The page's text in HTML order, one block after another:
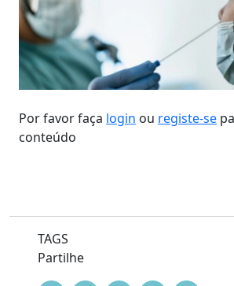
Por favor faça login ou registe-se
conteúdo
TAGS
Partilhe